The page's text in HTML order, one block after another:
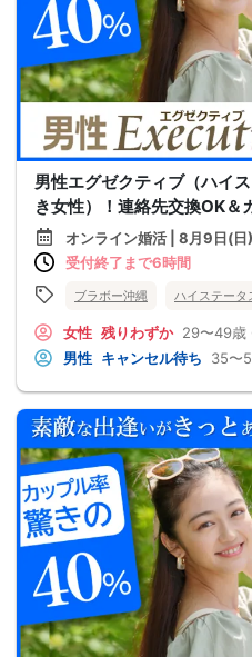
男性エグゼクティブ（ハイ
き女性）！連絡先交換OK＆
オンライン婚活 | 8月9日(
受付終了まで6時間
ブラボー沖縄 ハイステータ
女性 残りわずか 29〜49歳
男性 キャンセル待ち 35〜